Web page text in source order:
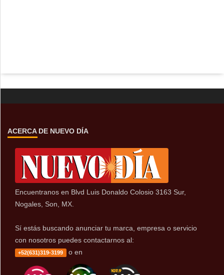
ACERCA DE NUEVO DÍA
Encuentranos en Blvd Luis Donaldo Colosio 3163 Sur,
Nogales, Son, MX.
Sí estás buscando anunciar tu marca, empresa o servicio
con nosotros puedes contactarnos al:
+52(631)319-3199 o en